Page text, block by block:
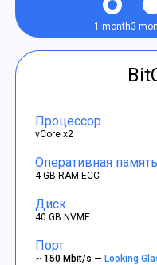
1 month3
Процессор
vCore x2
Оперативная память
4 GB RAM ECC
Диск
40 GB NVME
Порт
~ 150 Mbit/s —Looking